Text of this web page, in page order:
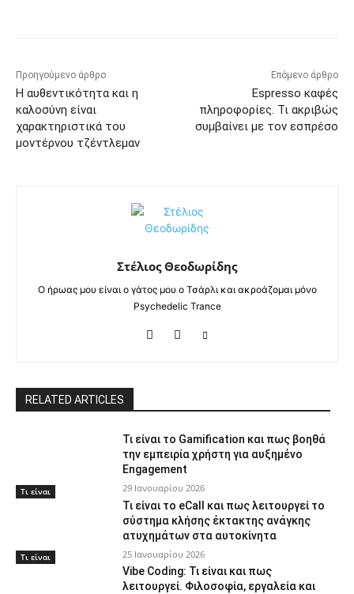
Προηγούμενο άρθρο
Η αυθεντικότητα και η
καλοσύνη είναι
χαρακτηριστικά του
μοντέρνου τζέντλεμαν
Επόμενο άρθρο
Espresso καφές
πληροφορίες. Τι ακριβώς
συμβαίνει με τον εσπρέσο
Στέλιος Θεοδωρίδης
Ο ήρωας μου είναι ο γάτος μου ο Τσάρλι και ακροάζομαι μόνο
Psychedelic Trance
RELATED ARTICLES
Τι είναι
Τι είναι το Gamification και πως βοηθά
την εμπειρία χρήστη για αυξημένο
Engagement
29 Ιανουαρίου 2026
Τι είναι
Τι είναι το eCall και πως λειτουργεί το
σύστημα κλήσης έκτακτης ανάγκης
ατυχημάτων στα αυτοκίνητα
25 Ιανουαρίου 2026
Vibe Coding: Τι είναι και πως
λειτουργεί. Φιλοσοφία, εργαλεία και